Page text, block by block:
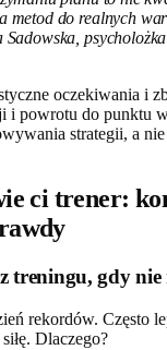
metod do realnych
oczekiwania i
i powrotu do punktu
strategii, a
ci trener:
treningu, gdy nie
rekordów. Często
Dlaczego?